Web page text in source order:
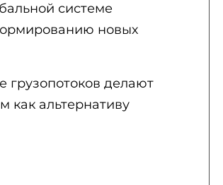
системе
новых
грузопотоков делают
как альтернативу